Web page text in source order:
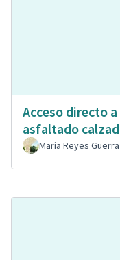
Acceso directo
asfaltado
Maria Reyes